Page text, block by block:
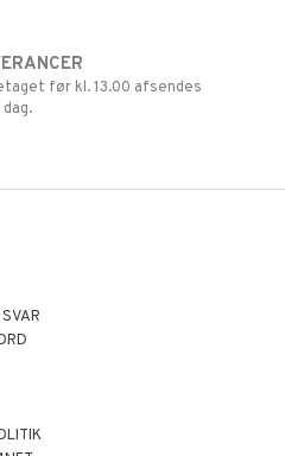
før kl. 13.00 afsendes